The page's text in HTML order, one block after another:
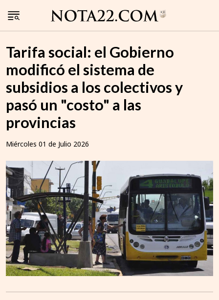
Tarifa social: el Gobierno
modificó el sistema de
subsidios a los colectivos y
pasó un "costo" a las
provincias
Miércoles 01 de Julio 2026